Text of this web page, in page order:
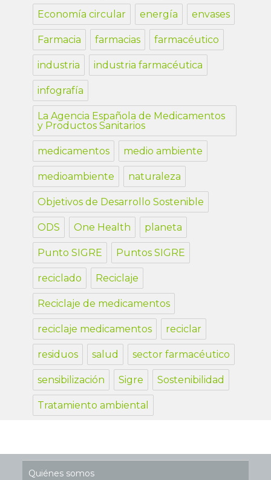
Economía circular energía envases
Farmacia farmacias farmacéutico
industria industria farmacéutica
infografía
La Agencia Española de Medicamentos
y Productos Sanitarios
medicamentos medio ambiente
medioambiente naturaleza
Objetivos de Desarrollo Sostenible
ODS One Health planeta
Punto SIGRE Puntos SIGRE
reciclado Reciclaje
Reciclaje de medicamentos
reciclaje medicamentos reciclar
residuos salud sector farmacéutico
sensibilización Sigre Sostenibilidad
Tratamiento ambiental
Quiénes somos